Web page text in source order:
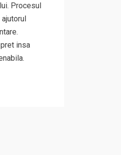
Procesul
insa